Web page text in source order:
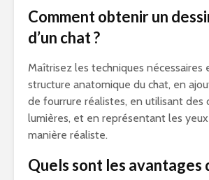
Comment obtenir un
d’un chat ?
Maîtrisez les techniques nécessaires
structure anatomique du chat, en
de fourrure réalistes, en utilisant des
lumières, et en représentant les
manière réaliste.
Quels sont les avantages